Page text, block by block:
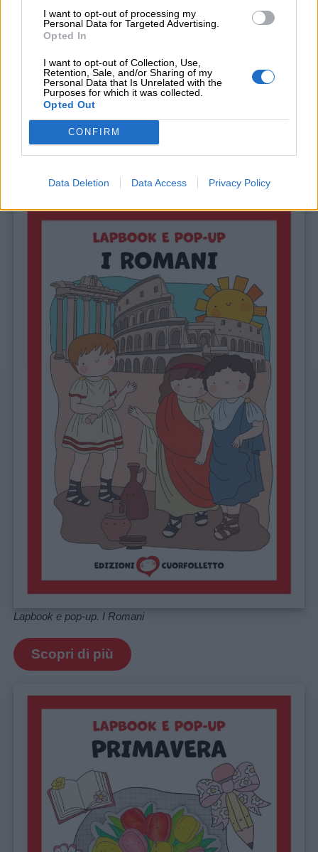
I want to opt-out of processing my
Personal Data for Targeted Advertising.
Opted In
I want to opt-out of Collection, Use,
Retention, Sale, and/or Sharing of my
Personal Data that Is Unrelated with the
Purposes for which it was collected.
Opted Out
CONFIRM
Data Deletion Data Access Privacy Policy
Lettura e comprensione. Primavera
Lapbook e pop-up. I Romani
Scopri di più